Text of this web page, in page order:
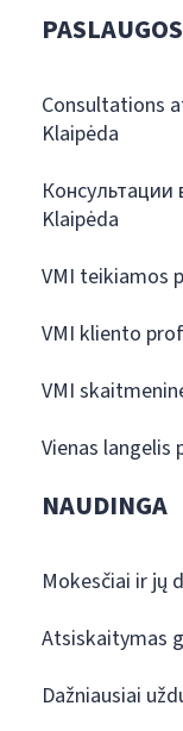
PASLAUGOS
Consultations
Klaipėda
Klaipėda
VMI teikiamos
VMI kliento
VMI
Vienas
NAUDINGA
Mokesčiai ir jų
Atsiskaitymas
Dažniausiai